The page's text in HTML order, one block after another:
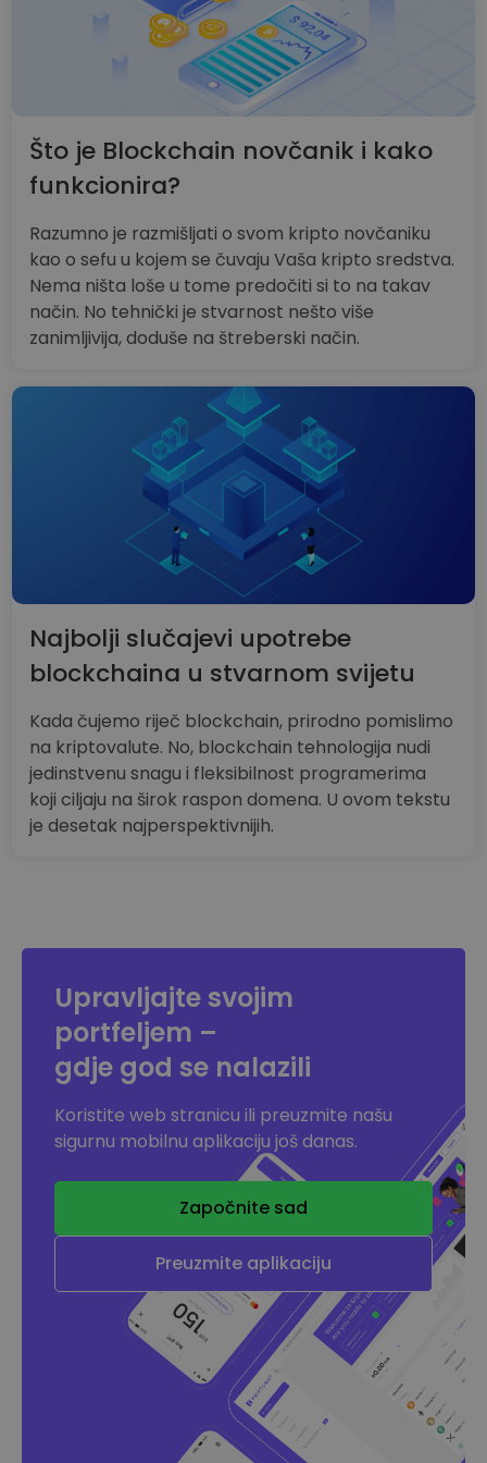
Što je Blockchain novčanik i kako
funkcionira?
Razumno je razmišljati o svom kripto novčaniku
kao o sefu u kojem se čuvaju Vaša kripto sredstva.
Nema ništa loše u tome predočiti si to na takav
način. No tehnički je stvarnost nešto više
zanimljivija, doduše na štreberski način.
Najbolji slučajevi upotrebe
blockchaina u stvarnom svijetu
Kada čujemo riječ blockchain, prirodno pomislimo
na kriptovalute. No, blockchain tehnologija nudi
jedinstvenu snagu i fleksibilnost programerima
koji ciljaju na širok raspon domena. U ovom tekstu
je desetak najperspektivnijih.
Upravljajte svojim
portfeljem –
gdje god se nalazili
Koristite web stranicu ili preuzmite našu
sigurnu mobilnu aplikaciju još danas.
Započnite sad
Preuzmite aplikaciju
CILJANOST
FUNKCIONALNOST